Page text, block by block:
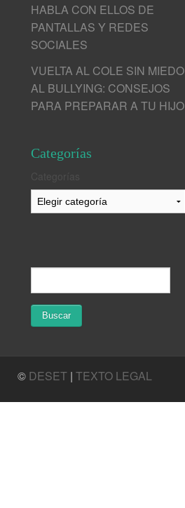
HABLA CON ELLOS DE
PANTALLAS Y REDES
SOCIALES
VUELTA AL COLE SIN MIEDO
AL BULLYING: CONSEJOS
PARA PREPARAR A TU HIJO
Categorías
© DESET | TEXTO LEGAL